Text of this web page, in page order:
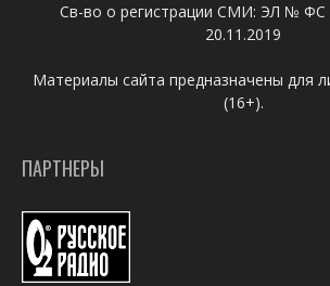
Св-во о регистрации СМИ: ЭЛ № ФС
20.11.2019
Материалы сайта предназначены для
(16+).
ПАРТНЕРЫ